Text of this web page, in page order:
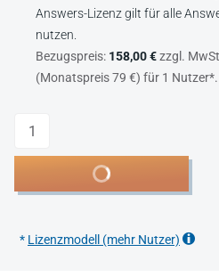
Answers-Lizenz gilt für alle
nutzen.
Bezugspreis: 158,00 €zzgl.
(Monatspreis 79 €) für 1 Nutzer*.
Anzahl
In den Warenkorb
* Lizenzmodell (mehr Nutzer)